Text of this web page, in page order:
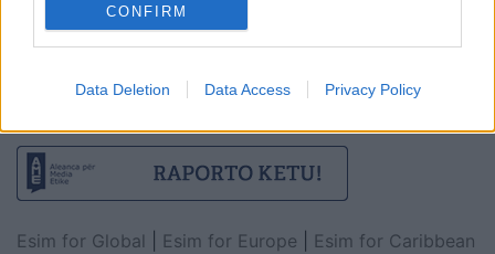
CONFIRM
Data Deletion Data Access Privacy Policy
Esim for Global Esim for Europe
Esim for Caribbean